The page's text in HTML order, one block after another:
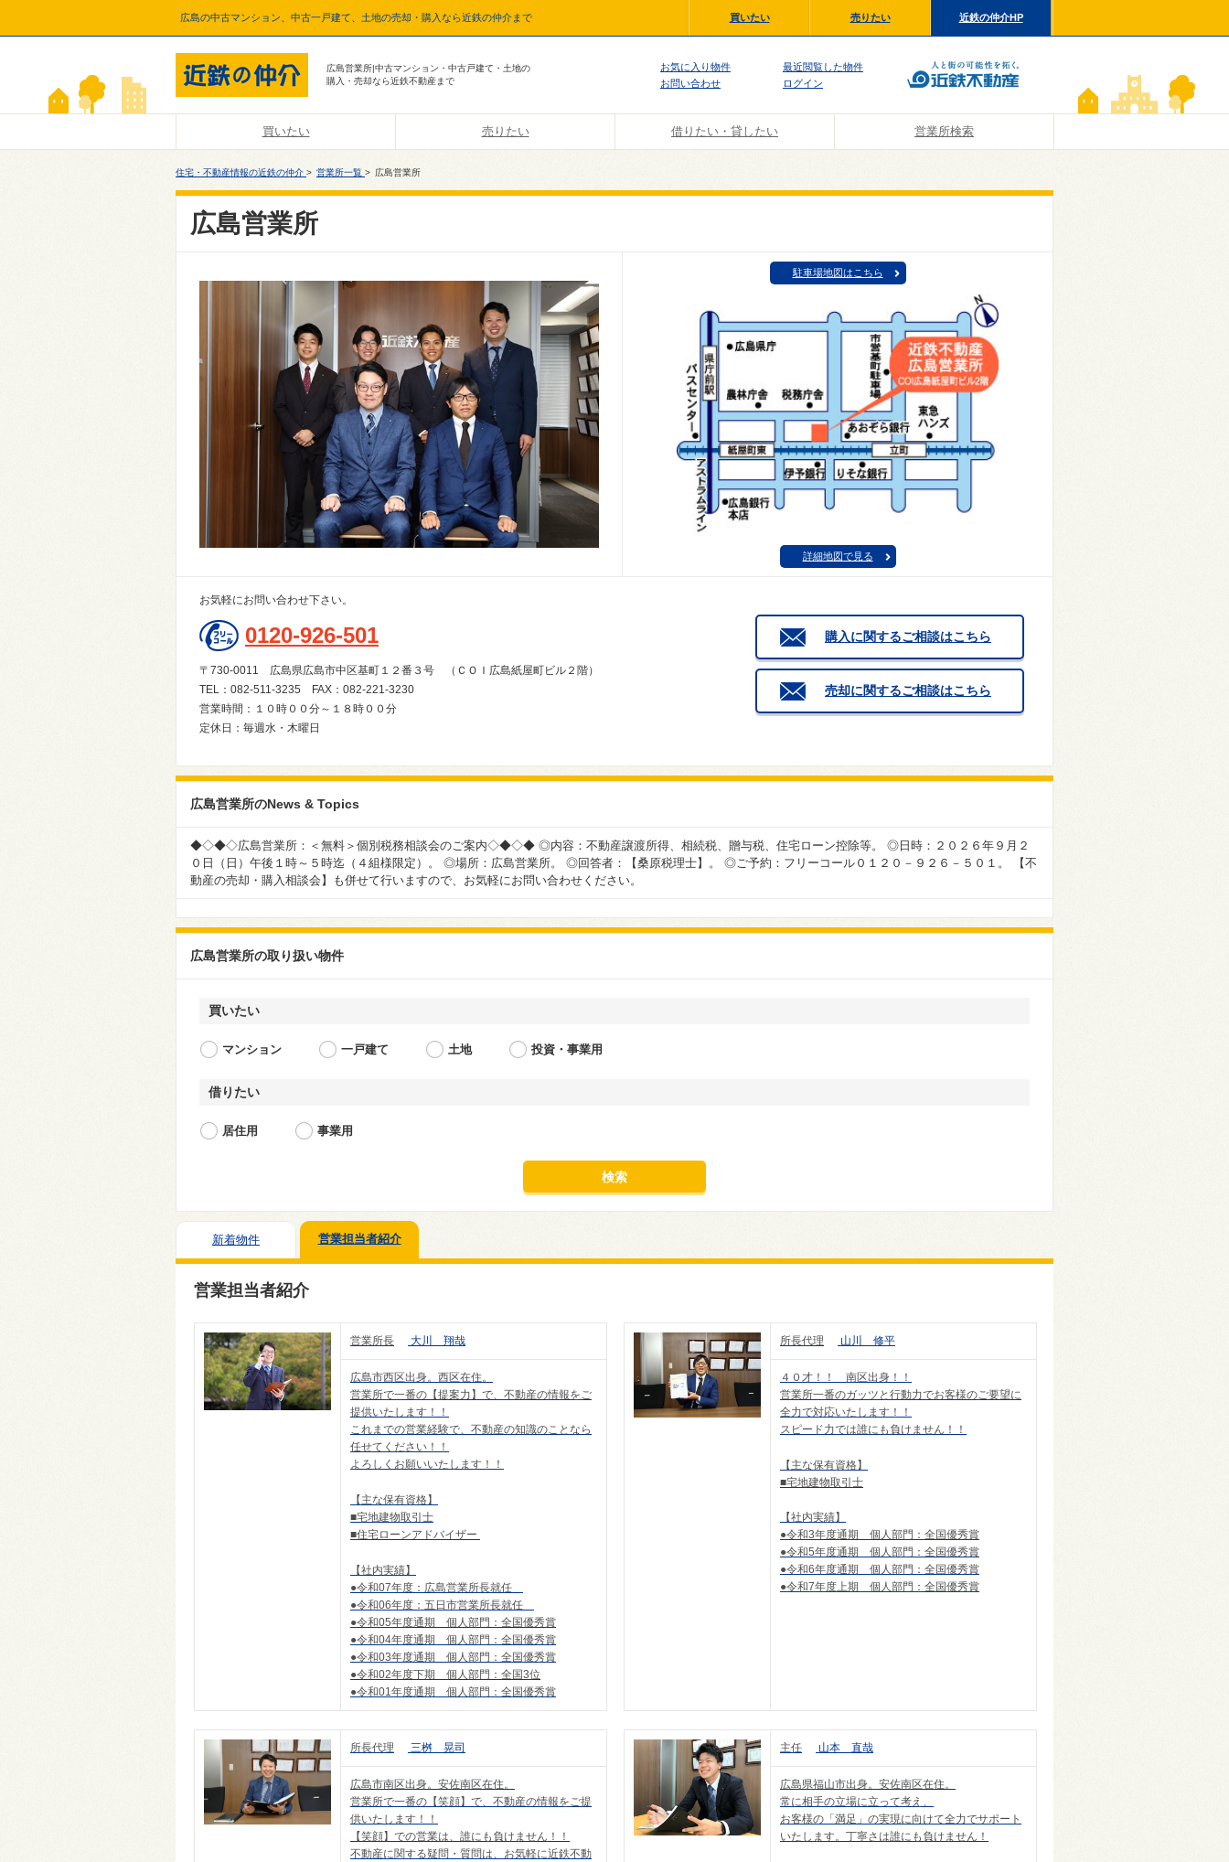
広島の中古マンション、中古一戸建て、土地の売却・購入なら近鉄の仲介まで 買いたい 売りたい 近鉄の仲介HP
広島営業所|中古マンション・中古戸建て・土地の
購入・売却なら近鉄不動産まで
お気に入り物件
お問い合わせ
最近閲覧した物件
ログイン
買いたい 売りたい 借りたい・貸したい 営業所検索
住宅・不動産情報の近鉄の仲介 > 営業所一覧 > 広島営業所
広島営業所
駐車場地図はこちら
詳細地図で見る
お気軽にお問い合わせ下さい。
0120-926-501
〒730-0011 広島県広島市中区基町１２番３号 （ＣＯＩ広島紙屋町ビル２階）
TEL：082-511-3235 FAX：082-221-3230
営業時間：１０時００分～１８時００分
定休日：毎週水・木曜日
購入に関するご相談はこちら
売却に関するご相談はこちら
広島営業所のNews & Topics
◆◇◆◇広島営業所：＜無料＞個別税務相談会のご案内◇◆◇◆ ◎内容：不動産譲渡所得、相続税、贈与税、住宅ローン控除等。 ◎日時：２０２６年９月２
０日（日）午後１時～５時迄（４組様限定）。 ◎場所：広島営業所。 ◎回答者：【桑原税理士】。 ◎ご予約：フリーコール０１２０－９２６－５０１。 【不
動産の売却・購入相談会】も併せて行いますので、お気軽にお問い合わせください。
広島営業所の取り扱い物件
買いたい
マンション 一戸建て 土地 投資・事業用
借りたい
居住用 事業用
新着物件 営業担当者紹介
営業担当者紹介
営業所長 大川 翔哉
広島市西区出身。西区在住。
営業所で一番の【提案力】で、不動産の情報をご
提供いたします！！
これまでの営業経験で、不動産の知識のことなら
任せてください！！
よろしくお願いいたします！！
【主な保有資格】
■宅地建物取引士
■住宅ローンアドバイザー
【社内実績】
●令和07年度：広島営業所長就任
●令和06年度：五日市営業所長就任
●令和05年度通期 個人部門：全国優秀賞
●令和04年度通期 個人部門：全国優秀賞
●令和03年度通期 個人部門：全国優秀賞
●令和02年度下期 個人部門：全国3位
●令和01年度通期 個人部門：全国優秀賞
所長代理 山川 修平
４０才！！ 南区出身！！
営業所一番のガッツと行動力でお客様のご要望に
全力で対応いたします！！
スピード力では誰にも負けません！！
【主な保有資格】
■宅地建物取引士
【社内実績】
●令和3年度通期 個人部門：全国優秀賞
●令和5年度通期 個人部門：全国優秀賞
●令和6年度通期 個人部門：全国優秀賞
●令和7年度上期 個人部門：全国優秀賞
所長代理 三桝 晃司
広島市南区出身。安佐南区在住。
営業所で一番の【笑顔】で、不動産の情報をご提
供いたします！！
【笑顔】での営業は、誰にも負けません！！
不動産に関する疑問・質問は、お気軽に近鉄不動
主任 山本 直哉
広島県福山市出身。安佐南区在住。
常に相手の立場に立って考え、
お客様の「満足」の実現に向けて全力でサポート
いたします。丁寧さは誰にも負けません！